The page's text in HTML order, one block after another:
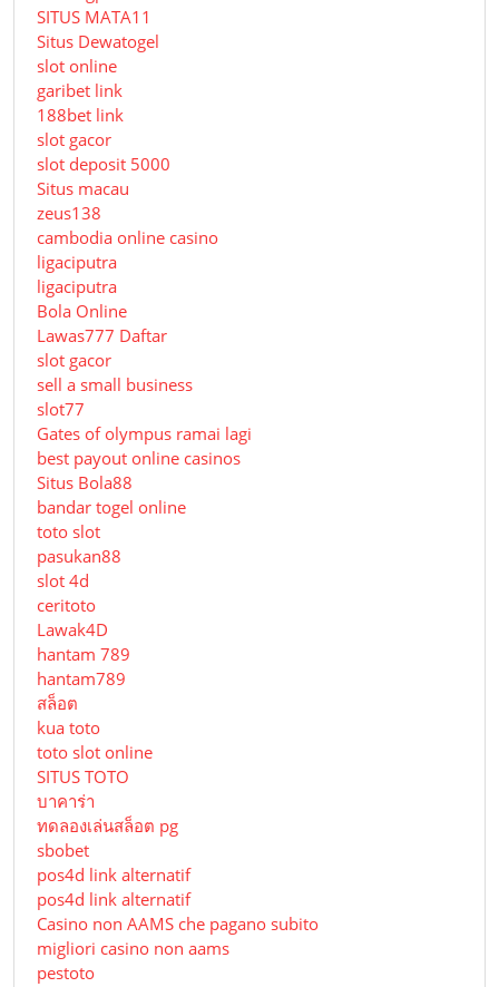
SITUS MATA11
Situs Dewatogel
slot online
garibet link
188bet link
slot gacor
slot deposit 5000
Situs macau
zeus138
cambodia online casino
ligaciputra
ligaciputra
Bola Online
Lawas777 Daftar
slot gacor
sell a small business
slot77
Gates of olympus ramai lagi
best payout online casinos
Situs Bola88
bandar togel online
toto slot
pasukan88
slot 4d
ceritoto
Lawak4D
hantam 789
hantam789
สล็อต
kua toto
toto slot online
SITUS TOTO
บาคาร่า
ทดลองเล่นสล็อต pg
sbobet
pos4d link alternatif
pos4d link alternatif
Сasino non AAMS che pagano subito
migliori casino non aams
pestoto